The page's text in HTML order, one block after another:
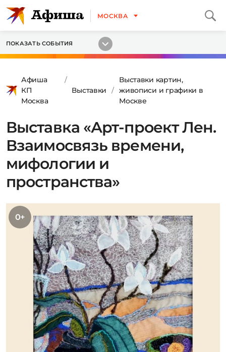
МОСКВА
ПОКАЗАТЬ СОБЫТИЯ
Афиша
КП
Москва
Выставки
Выставки картин,
живописи и графики в
Москве
Выставка «Арт-проект Лен.
Взаимосвязь времени,
мифологии и
пространства»
0+